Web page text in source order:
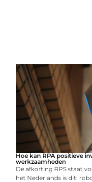
Hoe kan RPA positieve
werkzaamheden
De afkorting RPS staat
het Nederlands is dit: